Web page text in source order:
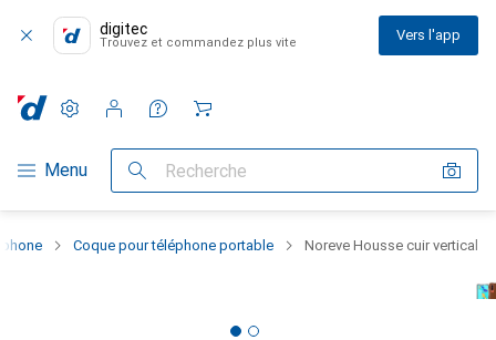
digitec
Trouvez et commandez plus vite Vers l'app
Navigation par catégorie
Menu Recherche
Paramètres
Compte client
Listes de comparaison
Listes d'envies
Panier
Coque pour téléphone portable Noreve Housse cuir vertical